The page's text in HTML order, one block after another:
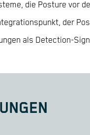
die Posture vor
der
als Detection-